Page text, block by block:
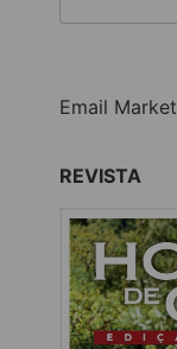
Email
REVISTA